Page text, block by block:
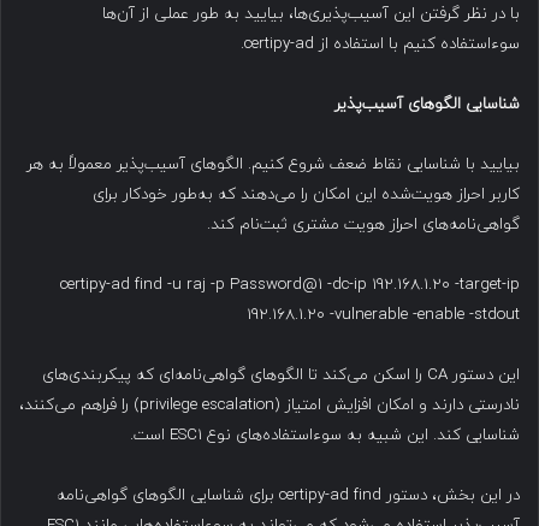
با در نظر گرفتن این آسیب‌پذیری‌ها، بیایید به طور عملی از آن‌ها
سوءاستفاده کنیم با استفاده از certipy-ad.
شناسایی الگوهای آسیب‌پذیر
بیایید با شناسایی نقاط ضعف شروع کنیم. الگوهای آسیب‌پذیر معمولاً به هر
کاربر احراز هویت‌شده این امکان را می‌دهند که به‌طور خودکار برای
گواهی‌نامه‌های احراز هویت مشتری ثبت‌نام کند.
certipy-ad find -u raj -p Password@1 -dc-ip 192.168.1.20 -target-ip
192.168.1.20 -vulnerable -enable -stdout
این دستور CA را اسکن می‌کند تا الگوهای گواهی‌نامه‌ای که پیکربندی‌های
نادرستی دارند و امکان افزایش امتیاز (privilege escalation) را فراهم می‌کنند،
شناسایی کند. این شبیه به سوءاستفاده‌های نوع ESC1 است.
در این بخش، دستور certipy-ad find برای شناسایی الگوهای گواهی‌نامه